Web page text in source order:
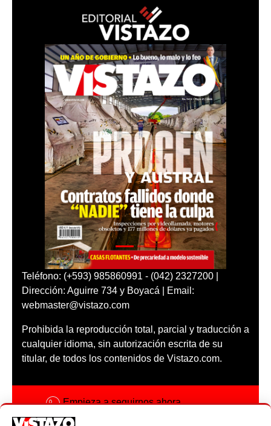
Teléfono: (+593) 985860991 - (042) 2327200 |
Dirección: Aguirre 734 y Boyacá | Email:
webmaster@vistazo.com
Prohibida la reproducción total, parcial y traducción a
cualquier idioma, sin autorización escrita de su
titular, de todos los contenidos de Vistazo.com.
Empieza a seguirnos ahora